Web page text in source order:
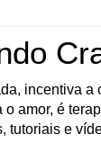
incentiva a
o amor, é
tutoriais e